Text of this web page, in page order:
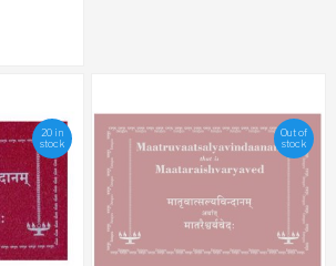
20 in
stock
Out of
stock